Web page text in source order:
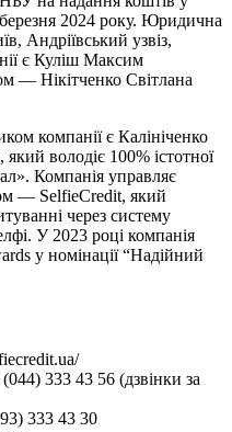
2024 року. Юридична
Андріївський узвіз,
є Куліш Максим
— Нікітченко Світлана
компанії є Калініченко
володіє 100% істотної
Компанія управляє
— SelfieCredit, який
через систему
У 2023 році компанія
у номінації “Надійний
333 43 56 (дзвінки за
333 43 30